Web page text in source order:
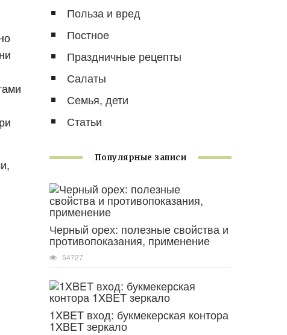
Польза и вред
Постное
Праздничные рецепты
Салаты
Семья, дети
Статьи
Популярные записи
Черный орех: полезные свойства и
противопоказания, применение
54727
1XBET вход: букмекерская контора
1XBET зеркало